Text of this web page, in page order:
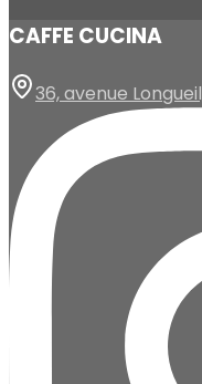
CAFFE CUCINA
36, avenue